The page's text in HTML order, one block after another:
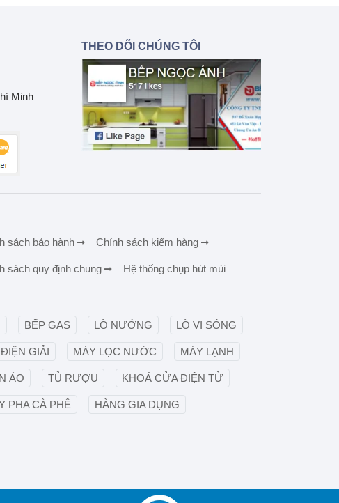
Minh
THEO DÕI CHÚNG TÔI
sách bảo hành Chính sách kiểm hàng
sách quy định chung Hệ thống chụp hút mùi
BẾP GAS LÒ NƯỚNG LÒ VI SÓNG
GIẢI MÁY LỌC NƯỚC MÁY LẠNH
ÁO TỦ RƯỢU KHOÁ CỬA ĐIỆN TỬ
PHA CÀ PHÊ HÀNG GIA DỤNG